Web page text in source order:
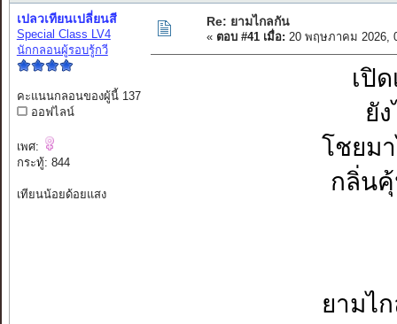
เปลวเทียนเปลี่ยนสี
Special Class LV4
นักกลอนผู้รอบรู้กวี
คะแนนกลอนของผู้นี้ 137
ออฟไลน์
เพศ:
กระทู้: 844
เทียนน้อยด้อยแสง
Re: ยามไกลกัน
« ตอบ #41 เมื่อ: 20 พฤษภาคม 2026,
เปิ
ยั
โชยม
กลิ่นคุ้
ยามไ